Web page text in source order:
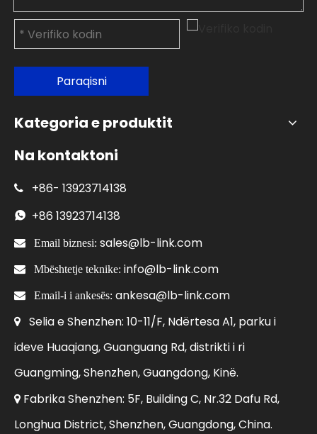
Paraqisni
Kategoria e produktit
Na kontaktoni
 +86- 13923714138
 +86 13923714138
 Email biznesi: sales@lb-link.com
 Mbështetje teknike: info@lb-link.com
 Email-i i ankesës: ankesa@lb-link.com
 Selia e Shenzhen: 10-11/F, Ndërtesa A1, parku i
ideve Huaqiang, Guanguang Rd, distrikti i ri
Guangming, Shenzhen, Guangdong, Kinë.
 Fabrika Shenzhen: 5F, Building C, Nr.32 Dafu Rd,
Longhua District, Shenzhen, Guangdong, China.